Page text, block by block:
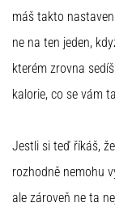
máš takto
ne na ten jeden,
kterém zrovna
kalorie, co se vám
Jestli si teď říkáš,
rozhodně nemohu
ale zároveň ne ta